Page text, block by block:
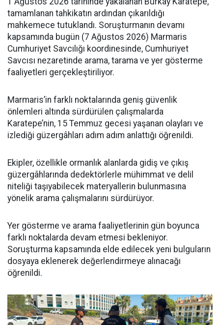
tamamlanan tahkikatın ardından çıkarıldığı
mahkemece tutuklandı. Soruşturmanın devamı
kapsamında bugün (7 Ağustos 2026) Marmaris
Cumhuriyet Savcılığı koordinesinde, Cumhuriyet
Savcısı nezaretinde arama, tarama ve yer gösterme
faaliyetleri gerçekleştiriliyor.
Marmaris’in farklı noktalarında geniş güvenlik
önlemleri altında sürdürülen çalışmalarda
Karatepe’nin, 15 Temmuz gecesi yaşanan olayları ve
izlediği güzergâhları adım adım anlattığı öğrenildi.
Ekipler, özellikle ormanlık alanlarda gidiş ve çıkış
güzergâhlarında dedektörlerle mühimmat ve delil
niteliği taşıyabilecek materyallerin bulunmasına
yönelik arama çalışmalarını sürdürüyor.
Yer gösterme ve arama faaliyetlerinin gün boyunca
farklı noktalarda devam etmesi bekleniyor.
Soruşturma kapsamında elde edilecek yeni bulguların
dosyaya eklenerek değerlendirmeye alınacağı
öğrenildi.